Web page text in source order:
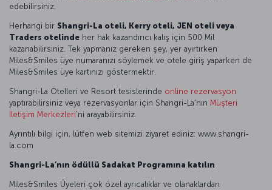
edebilirsiniz.
Herhangi bir Shangri-La oteli, Kerry oteli, JEN oteli veya
Traders otelinde her hak kazandırıcı kalış için 500 Mil
kazanabilirsiniz. Tek yapmanız gereken şey, yer ayırtırken
Miles&Smiles üye numaranızı söylemek ve otele giriş yaparken de
Miles&Smiles üye kartınızı göstermektir.
Shangri-La Otelleri ve Resort tesislerinde online rezervasyon
yaptırabilirsiniz veya rezervasyonlar için Shangri-La’nın Müşteri
İletişim Merkezleri’ni arayabilirsiniz.
Ayrıntılı bilgi için, lütfen web sitemizi ziyaret ediniz: www.shangri-
la.com
Shangri-La’nın ödüllü Sadakat Programına katılın
Miles&Smiles Üyeleri çok özel ayrıcalıklar ve olanaklardan